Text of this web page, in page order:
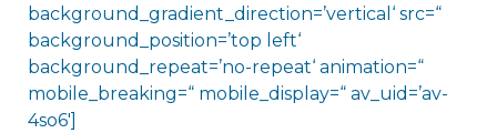
background_gradient_direction=’vertical‘ src=“
background_position=’top left‘
background_repeat=’no-repeat‘ animation=“
mobile_breaking=“ mobile_display=“ av_uid=’av-
4so6′]